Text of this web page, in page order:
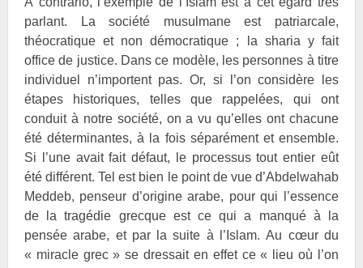
parlant. La société musulmane est patriarcale,
théocratique et non démocratique ; la sharia y fait
office de justice. Dans ce modèle, les personnes à titre
individuel n’importent pas. Or, si l’on considère les
étapes historiques, telles que rappelées, qui ont
conduit à notre société, on a vu qu’elles ont chacune
été déterminantes, à la fois séparément et ensemble.
Si l’une avait fait défaut, le processus tout entier eût
été différent. Tel est bien le point de vue d’Abdelwahab
Meddeb, penseur d’origine arabe, pour qui l’essence
de la tragédie grecque est ce qui a manqué à la
pensée arabe, et par la suite à l’Islam. Au cœur du
« miracle grec » se dressait en effet ce « lieu où l’on